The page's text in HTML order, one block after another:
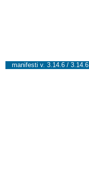
manifesti v. 3.14.6 / 3.14.6